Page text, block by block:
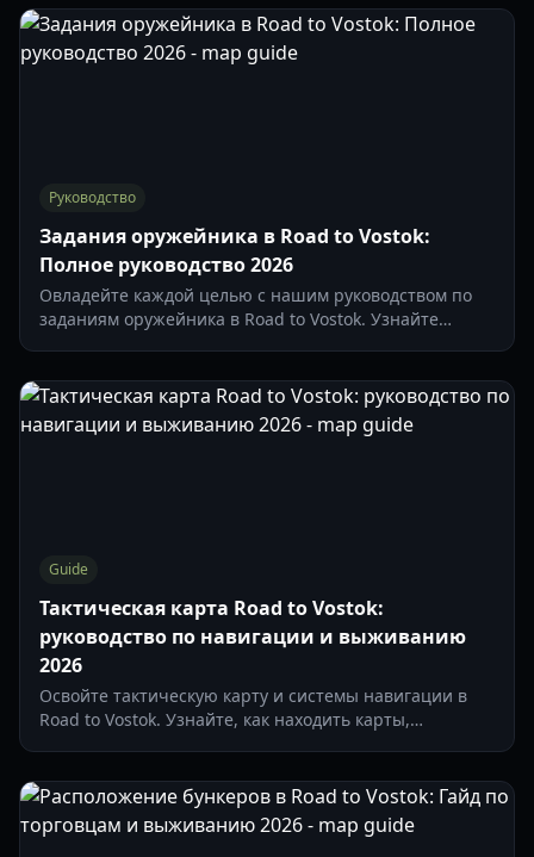
Руководство
Задания оружейника в Road to Vostok:
Полное руководство 2026
Овладейте каждой целью с нашим руководством по
заданиям оружейника в Road to Vostok. Узнайте
Guide
Тактическая карта Road to Vostok:
руководство по навигации и выживанию
2026
Освойте тактическую карту и системы навигации в
Road to Vostok. Узнайте, как находить карты,